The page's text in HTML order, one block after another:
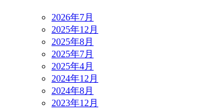
2026年7月
2025年12月
2025年8月
2025年7月
2025年4月
2024年12月
2024年8月
2023年12月